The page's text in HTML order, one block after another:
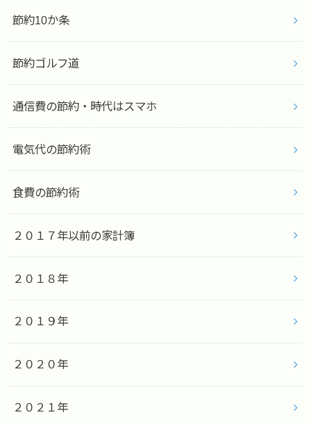
節約10か条
節約ゴルフ道
通信費の節約・時代はスマホ
電気代の節約術
食費の節約術
２０１７年以前の家計簿
２０１８年
２０１９年
２０２０年
２０２１年